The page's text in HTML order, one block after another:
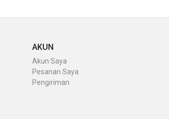
AKUN
Akun Saya
Pesanan Saya
Pengiriman